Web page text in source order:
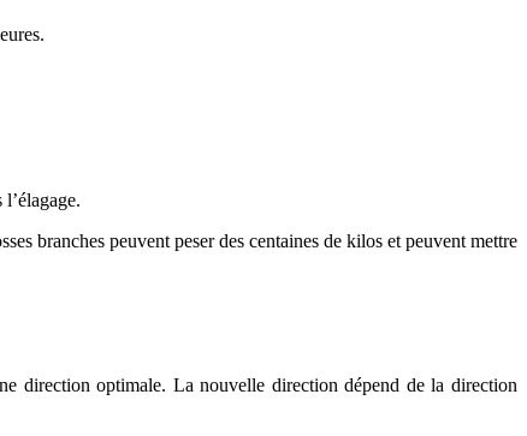
branches peuvent peser des centaines de kilos et peuvent mettre
direction optimale. La nouvelle direction dépend de la direction